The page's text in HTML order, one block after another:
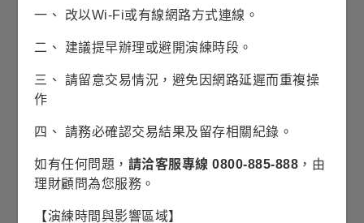
側重歐美的價值型全球股票基金
最新淨值
34.20 美元
淨值漲跌/
-0.14 / -0.41%
最高淨值
一、 改以Wi-Fi或有線網路方式連線。
二、 建議提早辦理或避開演練時段。
三、 請留意交易情況，避免因網路延遲而重複操
作
四、 請務必確認交易結果及留存相關紀錄。
如有任何問題， 請洽客服專線 0800-885-888 ，由
理財顧問為您服務。
【演練時間與影響區域】